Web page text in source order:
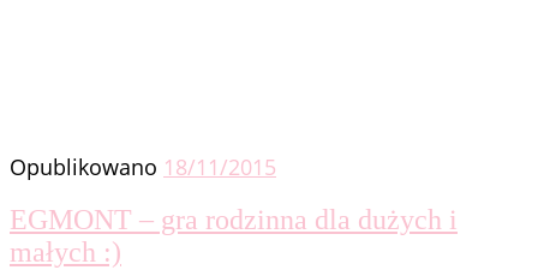
Opublikowano 18/11/2015
EGMONT – gra rodzinna dla dużych i
małych :)